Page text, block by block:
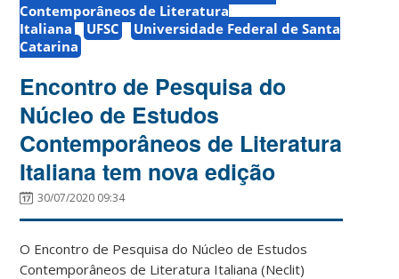
Contemporâneos de Literatura
Italiana
UFSC
Universidade Federal de Santa
Catarina
Encontro de Pesquisa do
Núcleo de Estudos
Contemporâneos de Literatura
Italiana tem nova edição
30/07/2020 09:34
O Encontro de Pesquisa do Núcleo de Estudos
Contemporâneos de Literatura Italiana (Neclit)